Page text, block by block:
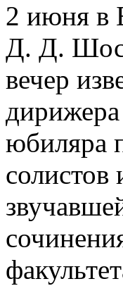
2 июня в
Д. Д.
вечер
юбиляра